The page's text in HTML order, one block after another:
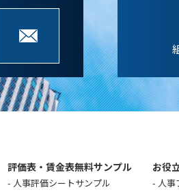
評価表・賃金表無料サンプル
人事評価シートサンプル
お役
人事